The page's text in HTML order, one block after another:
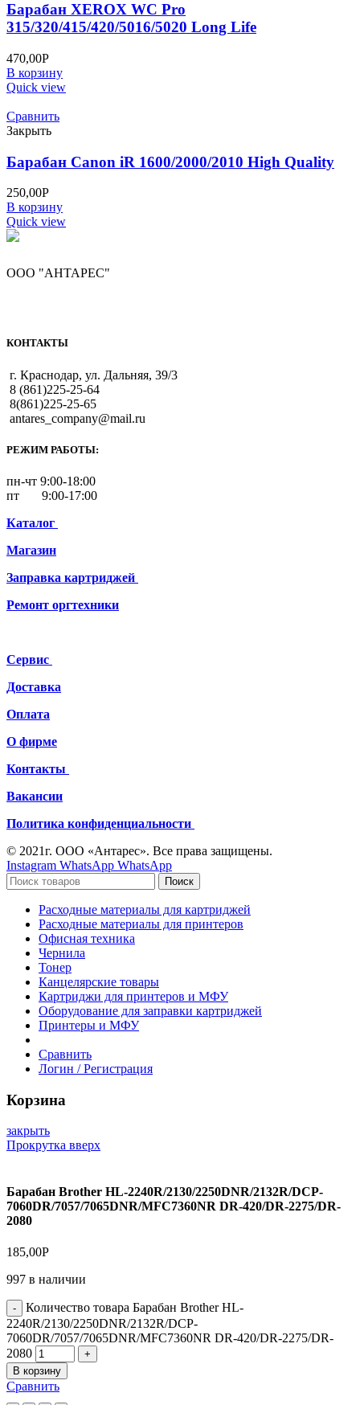
Барабан XEROX WC Pro
315/320/415/420/5016/5020 Long Life
470,00Р
В корзину
Quick view
Сравнить
Закрыть
Барабан Canon iR 1600/2000/2010 High Quality
250,00Р
В корзину
Quick view
ООО "АНТАРЕС"
КОНТАКТЫ
г. Краснодар, ул. Дальняя, 39/3
8 (861)225-25-64
8(861)225-25-65
antares_company@mail.ru
РЕЖИМ РАБОТЫ:
пн-чт 9:00-18:00
пт 9:00-17:00
Каталог
Магазин
Заправка картриджей
Ремонт оргтехники
Сервис
Доставка
Оплата
О фирме
Контакты
Вакансии
Политика конфиденциальности
© 2021г. ООО «Антарес». Все права защищены.
Instagram WhatsApp WhatsApp
Поиск
Расходные материалы для картриджей
Расходные материалы для принтеров
Офисная техника
Чернила
Тонер
Канцелярские товары
Картриджи для принтеров и МФУ
Оборудование для заправки картриджей
Принтеры и МФУ
Сравнить
Логин / Регистрация
Корзина
закрыть
Прокрутка вверх
Барабан Brother HL-2240R/2130/2250DNR/2132R/DCP-
7060DR/7057/7065DNR/MFC7360NR DR-420/DR-2275/DR-
2080
185,00Р
997 в наличии
Количество товара Барабан Brother HL-
2240R/2130/2250DNR/2132R/DCP-
7060DR/7057/7065DNR/MFC7360NR DR-420/DR-2275/DR-
2080
В корзину
Сравнить